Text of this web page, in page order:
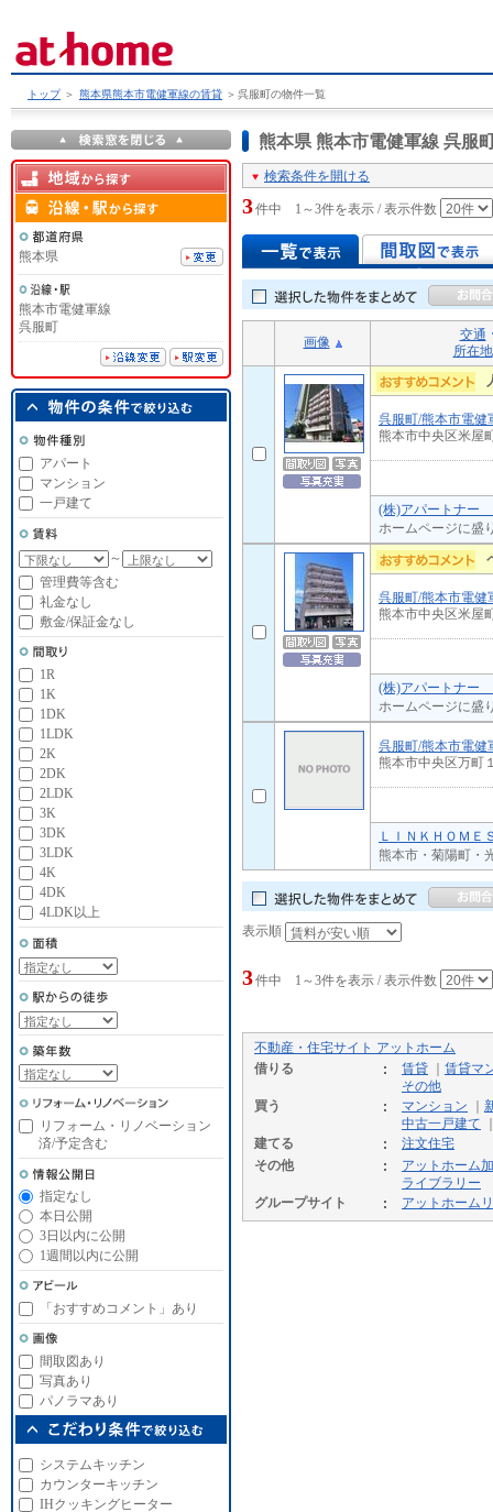
トップ ＞ 熊本県熊本市電健軍線の賃貸 ＞ 呉服町の物件一覧
熊本県 熊本市電健軍線 呉服
検索条件を開ける
3件中 1～3件を表示 / 表示件数
画像
交通
所在地
呉服町/熊本市電健
熊本市中央区米屋
(株)アパートナー
ホームページに盛
呉服町/熊本市電健
熊本市中央区米屋
(株)アパートナー
ホームページに盛
呉服町/熊本市電健
熊本市中央区万町
ＬＩＮＫＨＯＭ
熊本市・菊陽町・
表示順
3件中 1～3件を表示 / 表示件数
不動産・住宅サイト アットホーム
借りる
賃貸
賃貸マ
その他
買う
マンション
中古一戸建て
建てる
注文住宅
その他
アットホーム
ライブラリー
グループサイト
アットホーム
熊本県
熊本市電健軍線
呉服町
アパート
マンション
一戸建て
～
管理費等含む
礼金なし
敷金/保証金なし
1R
1K
1DK
1LDK
2K
2DK
2LDK
3K
3DK
3LDK
4K
4DK
4LDK以上
リフォーム・リノベーション
済/予定含む
指定なし
本日公開
3日以内に公開
1週間以内に公開
「おすすめコメント」あり
間取図あり
写真あり
パノラマあり
システムキッチン
カウンターキッチン
IHクッキングヒーター